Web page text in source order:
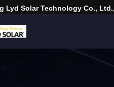
Lyd Solar Technology Co., Ltd.